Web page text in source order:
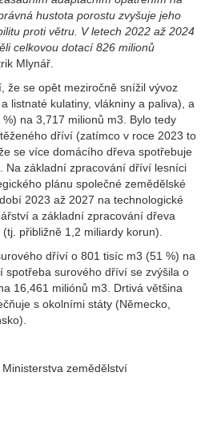
hustota porostu zvyšuje jeho
proti větru. V letech 2022 až 2024
celkovou dotací 826 milionů
Mlynář.
že se opět meziročně snížil vývoz
listnaté kulatiny, vlákniny a paliva), a
na 3,717 milionů m3. Bylo tedy
dříví (zatímco v roce 2023 to
se více domácího dřeva spotřebuje
Na základní zpracování dříví lesníci
plánu společné zemědělské
2023 až 2027 na technologické
a základní zpracování dřeva
přibližně 1,2 miliardy korun).
dříví o 801 tisíc m3 (51 %) na
spotřeba surového dříví se zvýšila o
16,461 miliónů m3. Drtivá většina
s okolními státy (Německo,
zemědělství